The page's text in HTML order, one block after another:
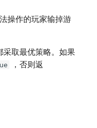
操作的玩家输掉游
采取最优策略。如果
，否则返